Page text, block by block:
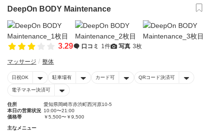
DeepOn BODY Maintenance
3.29 口コミ 1件 写真 3枚
マッサージ 整体
日祝OK 駐車場有 カード可 QRコード決済可
電子マネー決済可
住所
愛知県岡崎市赤渋町西河原10-5
本日の営業状況 10:00〜21:00
価格帯
￥5,500〜￥9,500
主なメニュー